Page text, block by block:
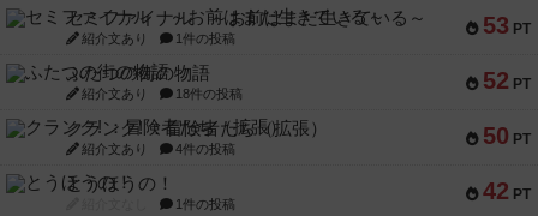
53 PT
セミファイナル ～お前はまだ生きている～
紹介文あり 1件の投稿
52 PT
ふたつの街の物語
紹介文あり 18件の投稿
50 PT
クランク! ：冒険者たち（拡張）
紹介文あり 4件の投稿
42 PT
とうほうの！
1件の投稿